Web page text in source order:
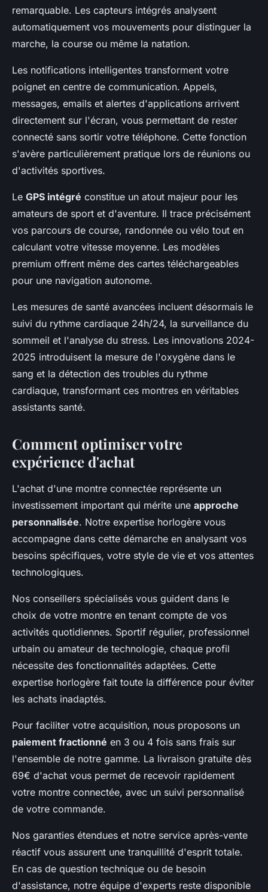
remarquable. Les capteurs intégrés analysent
automatiquement vos mouvements pour distinguer la
marche, la course ou même la natation.
Les notifications intelligentes transforment votre
poignet en centre de communication. Appels,
messages, emails et alertes d'applications arrivent
directement sur l'écran, vous permettant de rester
connecté sans sortir votre téléphone. Cette fonction
s'avère particulièrement pratique lors de réunions ou
d'activités sportives.
Le GPS intégré constitue un atout majeur pour les
amateurs de sport et d'aventure. Il trace précisément
vos parcours de course, randonnée ou vélo tout en
calculant votre vitesse moyenne. Les modèles
premium offrent même des cartes téléchargeables
pour une navigation autonome.
Les mesures de santé avancées incluent désormais le
suivi du rythme cardiaque 24h/24, la surveillance du
sommeil et l'analyse du stress. Les innovations 2024-
2025 introduisent la mesure de l'oxygène dans le
sang et la détection des troubles du rythme
cardiaque, transformant ces montres en véritables
assistants santé.
Comment optimiser votre
expérience d'achat
L'achat d'une montre connectée représente un
investissement important qui mérite une approche
personnalisée. Notre expertise horlogère vous
accompagne dans cette démarche en analysant vos
besoins spécifiques, votre style de vie et vos attentes
technologiques.
Nos conseillers spécialisés vous guident dans le
choix de votre montre en tenant compte de vos
activités quotidiennes. Sportif régulier, professionnel
urbain ou amateur de technologie, chaque profil
nécessite des fonctionnalités adaptées. Cette
expertise horlogère fait toute la différence pour éviter
les achats inadaptés.
Pour faciliter votre acquisition, nous proposons un
paiement fractionné en 3 ou 4 fois sans frais sur
l'ensemble de notre gamme. La livraison gratuite dès
69€ d'achat vous permet de recevoir rapidement
votre montre connectée, avec un suivi personnalisé
de votre commande.
Nos garanties étendues et notre service après-vente
réactif vous assurent une tranquillité d'esprit totale.
En cas de question technique ou de besoin
d'assistance, notre équipe d'experts reste disponible